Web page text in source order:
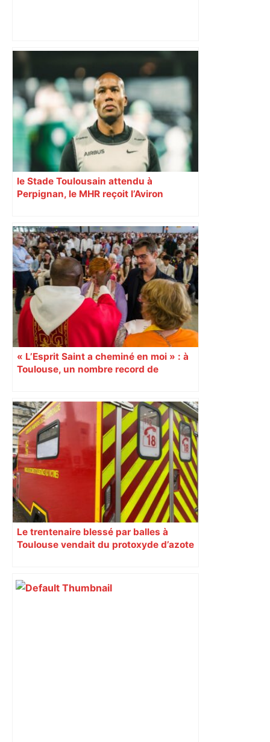
Top 14: comment Perpignan a une
nouvelle fois fait tomber Toulouse? –
RMC Sport
le Stade Toulousain attendu à
Perpignan, le MHR reçoit l’Aviron
« L’Esprit Saint a cheminé en moi » : à
Toulouse, un nombre record de
1 000 jeunes et adultes qui ont reçu la
confirmation, se sont rassemblées
dimanche 8 juin, au Parc des
expositions de Toulouse. Un
événement diocésain hors norme. 9
juin Reportage
Le trentenaire blessé par balles à
Toulouse vendait du protoxyde d’azote